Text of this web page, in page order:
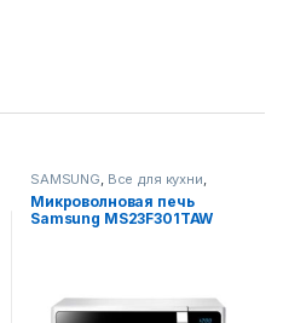
SAMSUNG, Все для кухни,
Микроволновые печи
Микроволновая печь
Samsung MS23F301TAW